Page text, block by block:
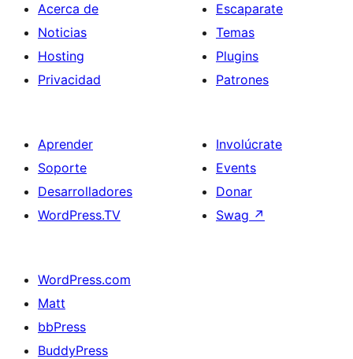
Acerca de
Noticias
Hosting
Privacidad
Escaparate
Temas
Plugins
Patrones
Aprender
Soporte
Desarrolladores
WordPress.TV
Involúcrate
Events
Donar
Swag ↗
WordPress.com
Matt
bbPress
BuddyPress